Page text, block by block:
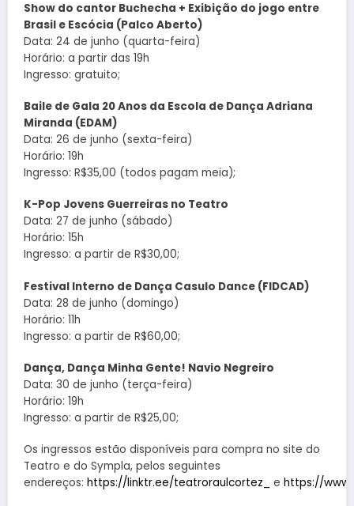
Show do cantor Buchecha + Exibição do jogo entre
Brasil e Escócia (Palco Aberto)
Data: 24 de junho (quarta-feira)
Horário: a partir das 19h
Ingresso: gratuito;
Baile de Gala 20 Anos da Escola de Dança Adriana
Miranda (EDAM)
Data: 26 de junho (sexta-feira)
Horário: 19h
Ingresso: R$35,00 (todos pagam meia);
K-Pop Jovens Guerreiras no Teatro
Data: 27 de junho (sábado)
Horário: 15h
Ingresso: a partir de R$30,00;
Festival Interno de Dança Casulo Dance (FIDCAD)
Data: 28 de junho (domingo)
Horário: 11h
Ingresso: a partir de R$60,00;
Dança, Dança Minha Gente! Navio Negreiro
Data: 30 de junho (terça-feira)
Horário: 19h
Ingresso: a partir de R$25,00;
Os ingressos estão disponíveis para compra no site do
Teatro e do Sympla, pelos seguintes
endereços: https://linktr.ee/teatroraulcortez_ e https://